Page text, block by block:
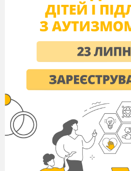
IY.Вивчення нового
1.Юридична довідка
а)Робота з Трудовим
зачитування, в яких
нормативи трудових
працюючих зібрані в Кодексі
і в Законі про охорону праці.)
б) Конституція України:
має право на працю…),
2. Колективне складання
трудових ресурсів .
Створення опорної схеми під
учителя.(Малювання схеми в